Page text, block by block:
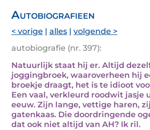
Autobiografieen
< vorige | alles | volgende >
autobiografie (nr. 397):
Natuurlijk staat hij er. Altijd
joggingbroek, waaroverheen hij
broekje draagt, het is te idioot
Een vaal, verkleurd roodwit jasje
eeuw. Zijn lange, vettige haren,
gatenkaas. Die doordringende
dat ook niet altijd van AH? Ik ril.